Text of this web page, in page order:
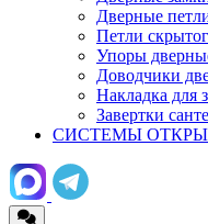
Дверные
Петли
Упоры
Доводчики
Накладка для
Завертки
СИСТЕМЫ